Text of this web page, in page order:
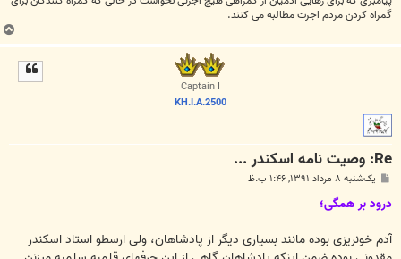
گمراه کردن مردم اجرت مطالبه می کنند.
Captain I
KH.I.A.2500
Re: وصیت نامه اسکندر ...
ت
یک‌شنبه ۸ مرداد ۱۳۹۱, ۱:۴۶ ب.ظ
درود بر همگی؛
آدم خونریزی بوده مانند بسیاری دیگر از پادشاهان، ولی ارسطو استاد اسکندر